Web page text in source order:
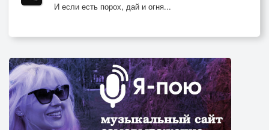
И если есть порох, дай и огня...